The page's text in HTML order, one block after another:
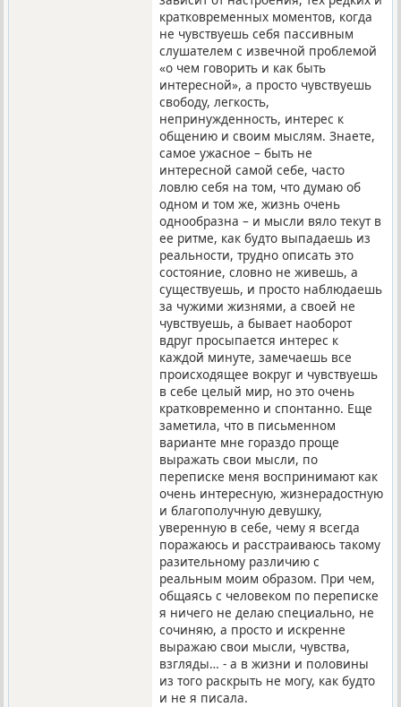
кратковременных моментов, когда
не чувствуешь себя пассивным
слушателем с извечной проблемой
«о чем говорить и как быть
интересной», а просто чувствуешь
свободу, легкость,
непринужденность, интерес к
общению и своим мыслям. Знаете,
самое ужасное – быть не
интересной самой себе, часто
ловлю себя на том, что думаю об
одном и том же, жизнь очень
однообразна – и мысли вяло текут в
ее ритме, как будто выпадаешь из
реальности, трудно описать это
состояние, словно не живешь, а
существуешь, и просто наблюдаешь
за чужими жизнями, а своей не
чувствуешь, а бывает наоборот
вдруг просыпается интерес к
каждой минуте, замечаешь все
происходящее вокруг и чувствуешь
в себе целый мир, но это очень
кратковременно и спонтанно. Еще
заметила, что в письменном
варианте мне гораздо проще
выражать свои мысли, по
переписке меня воспринимают как
очень интересную, жизнерадостную
и благополучную девушку,
уверенную в себе, чему я всегда
поражаюсь и расстраиваюсь такому
разительному различию с
реальным моим образом. При чем,
общаясь с человеком по переписке
я ничего не делаю специально, не
сочиняю, а просто и искренне
выражаю свои мысли, чувства,
взгляды… - а в жизни и половины
из того раскрыть не могу, как будто
и не я писала.